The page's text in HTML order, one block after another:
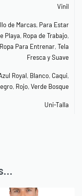
Vinil
de Marcas, Para Estar
Playa, Ropa de Trabajo,
Ropa Para Entrenar,Tela
Fresca y Suave
Royal, Blanco, Caqui,
, Rojo,Verde Bosque
Uni-Talla